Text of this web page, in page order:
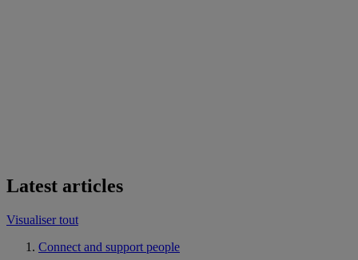
Latest articles
Visualiser tout
Connect and support people